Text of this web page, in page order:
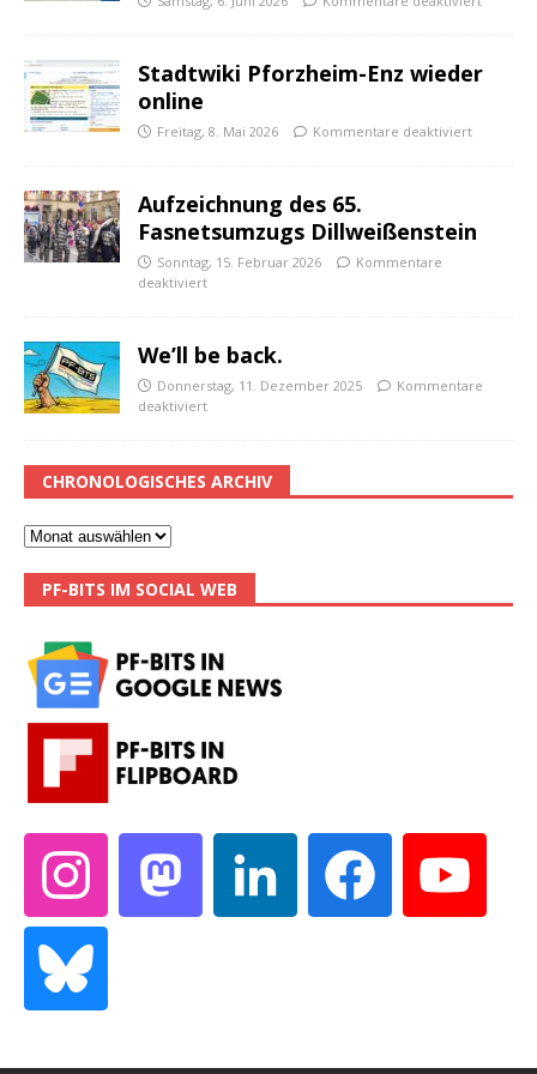
Stadtwiki Pforzheim-Enz wieder
online
Freitag, 8. Mai 2026 Kommentare deaktiviert
Aufzeichnung des 65.
Fasnetsumzugs Dillweißenstein
Sonntag, 15. Februar 2026
Kommentare
deaktiviert
We’ll be back.
Donnerstag, 11. Dezember 2025
Kommentare
deaktiviert
CHRONOLOGISCHES ARCHIV
PF-BITS IM SOCIAL WEB